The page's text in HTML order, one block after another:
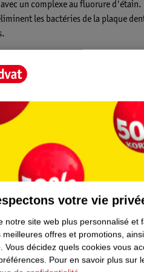
un complexe au fluorure d'étain.
les bactéries de la plaque
Oral-B Advanced :
votre vie
notre site web plus personnalisé et
meilleures offres et promotions,
Vous décidez quels cookies vous
Pour en savoir plus sur